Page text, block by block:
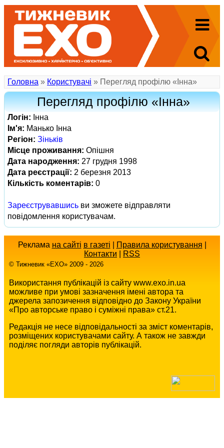
Головна » Користувачі » Перегляд профілю «Інна»
Перегляд профілю «Інна»
Логін: Інна
Ім'я: Манько Інна
Регіон: Зіньків
Місце проживання: Опішня
Дата народження: 27 грудня 1998
Дата реєстрації: 2 березня 2013
Кількість коментарів: 0
Зареєструвавшись ви зможете відправляти
повідомлення користувачам.
Реклама на сайті в газеті Правила користування
Контакти
RSS
© Тижневик «EХO» 2009 - 2026
Використання публікацій із сайту www.exo.in.ua
можливе при умові зазначення імені автора та
джерела запозичення відповідно до Закону України
«Про авторське право і суміжні права» ст.21.
Редакція не несе відповідальності за зміст коментарів,
розміщених користувачами сайту. А також не завжди
поділяє погляди авторів публікацій.